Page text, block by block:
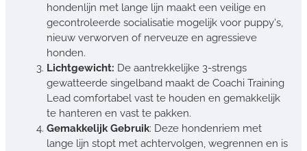
hondenlijn met lange lijn maakt een veilige en
gecontroleerde socialisatie mogelijk voor puppy's,
nieuw verworven of nerveuze en agressieve
honden.
Lichtgewicht: De aantrekkelijke 3-strengs
gewatteerde singelband maakt de Coachi Training
Lead comfortabel vast te houden en gemakkelijk
te hanteren en vast te pakken.
Gemakkelijk Gebruik: Deze hondenriem met
lange lijn stopt met achtervolgen, wegrennen en is